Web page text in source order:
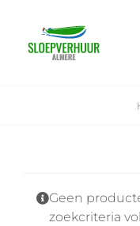
inhoud
Geen
zoekcriteria